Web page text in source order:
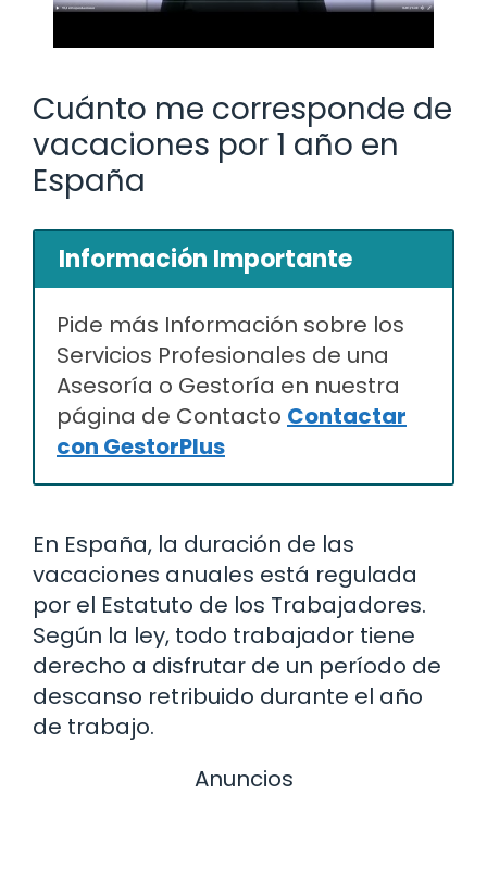
Cuánto me corresponde de
vacaciones por 1 año en
España
Información Importante
Pide más Información sobre los
Servicios Profesionales de una
Asesoría o Gestoría en nuestra
página de Contacto Contactar
con GestorPlus
En España, la duración de las
vacaciones anuales está regulada
por el Estatuto de los Trabajadores.
Según la ley, todo trabajador tiene
derecho a disfrutar de un período de
descanso retribuido durante el año
de trabajo.
Anuncios